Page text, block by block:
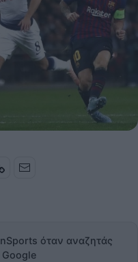
όταν αναζητάς
Google